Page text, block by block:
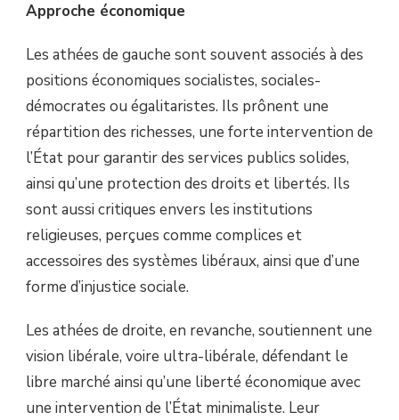
Approche économique
Les athées de gauche sont souvent associés à des
positions économiques socialistes, sociales-
démocrates ou égalitaristes. Ils prônent une
répartition des richesses, une forte intervention de
l’État pour garantir des services publics solides,
ainsi qu’une protection des droits et libertés. Ils
sont aussi critiques envers les institutions
religieuses, perçues comme complices et
accessoires des systèmes libéraux, ainsi que d’une
forme d’injustice sociale.
Les athées de droite, en revanche, soutiennent une
vision libérale, voire ultra-libérale, défendant le
libre marché ainsi qu’une liberté économique avec
une intervention de l’État minimaliste. Leur